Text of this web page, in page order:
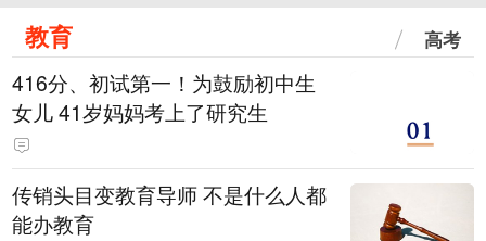
教育 高考
416分、初试第一！为鼓励初中生
女儿 41岁妈妈考上了研究生
传销头目变教育导师 不是什么人都
能办教育